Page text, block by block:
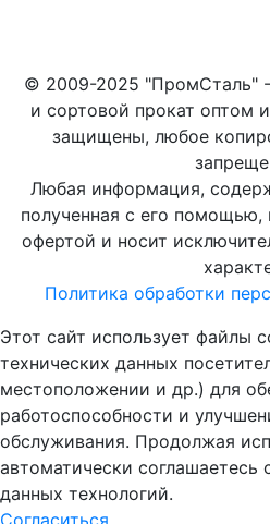
© 2009-2025 "ПромСталь" -
и сортовой прокат оптом
защищены, любое
Любая информация,
полученная с его помощью,
офертой и носит
Политика обработки
Этот сайт использует файлы
технических данных
местоположении и др.) для
работоспособности и
обслуживания. Продолжая
автоматически соглашаетесь
данных технологий.
Согласиться